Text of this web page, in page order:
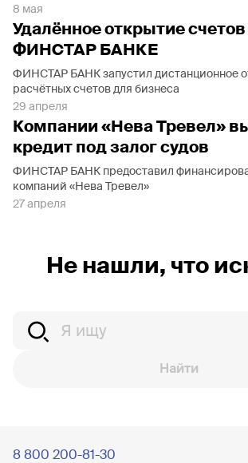
8 мая
Удалённое открытие счетов
ФИНСТАР БАНКЕ
ФИНСТАР БАНК запустил дистанционное
расчётных счетов для бизнеса
29 апреля
Компании «Нева Тревел»
кредит под залог судов
ФИНСТАР БАНК предоставил
компаний «Нева Тревел»
27 апреля
Не нашли, что
Найти
8 800 200-81-30